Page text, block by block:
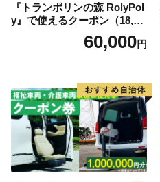
『トランポリンの森 RolyPol
y』で使えるクーポン（18,00
60,000円